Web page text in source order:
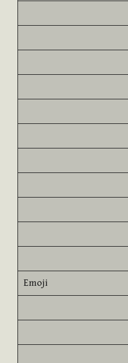
Emoji